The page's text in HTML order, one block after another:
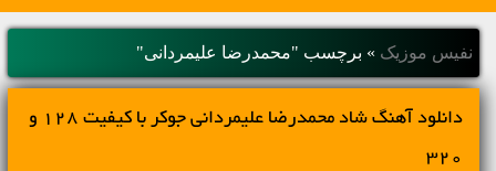
نفیس موزیک » برچسب "محمدرضا علیمردانی"
دانلود آهنگ شاد محمدرضا علیمردانی جوکر با کیفیت 128 و
320